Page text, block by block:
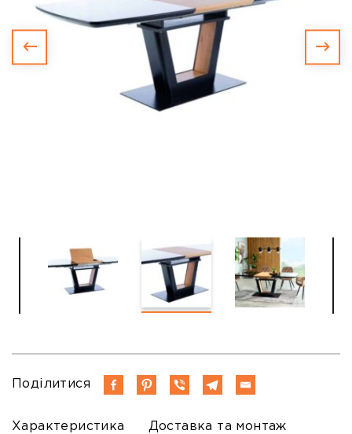
Характеристика Доставка та монтаж
Поділитися